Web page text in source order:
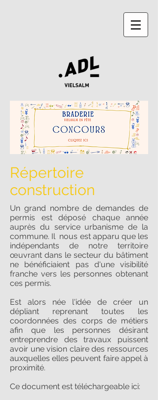
Répertoire
construction
Un grand nombre de demandes de
permis est déposé chaque année
auprès du service urbanisme de la
commune. Il nous est apparu que les
indépendants de notre territoire
œuvrant dans le secteur du bâtiment
ne bénéficiaient pas d'une visibilité
franche vers les personnes obtenant
ces permis.
Est alors née l'idée de créer un
dépliant reprenant toutes les
coordonnées des corps de métiers
afin que les personnes désirant
entreprendre des travaux puissent
avoir une vision claire des ressources
auxquelles elles peuvent faire appel à
proximité.
Ce document est téléchargeable ici: